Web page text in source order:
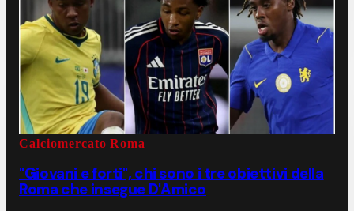
Calciomercato Roma
"Giovani e forti", chi sono i tre obiettivi della
Roma che insegue D'Amico